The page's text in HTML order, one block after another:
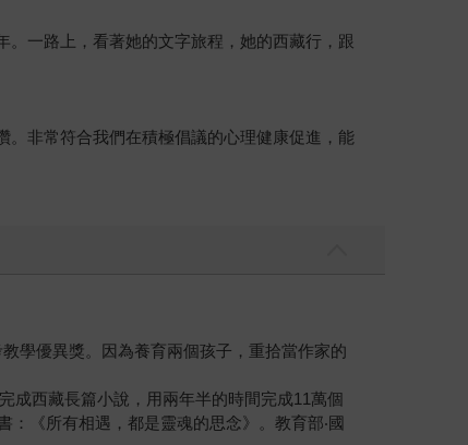
一路上，看著她的文字旅程，她的西藏行，跟
。非常符合我們在積極倡議的心理健康促進，能
學優異獎。因為養育兩個孩子，重拾當作家的
成西藏長篇小說，用兩年半的時間完成11萬個
《所有相遇，都是靈魂的思念》。教育部‧國